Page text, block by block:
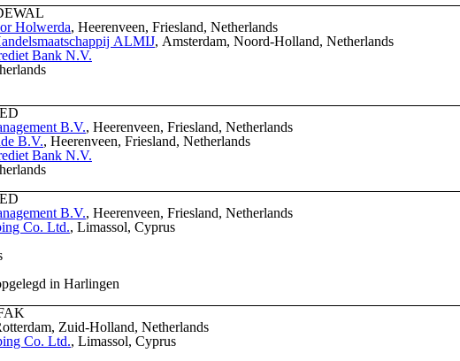
Holwerda, Heerenveen, Friesland, Netherlands
ALMIJ, Amsterdam, Noord-Holland, Netherlands
Bank N.V.
B.V., Heerenveen, Friesland, Netherlands
B.V., Heerenveen, Friesland, Netherlands
Bank N.V.
B.V., Heerenveen, Friesland, Netherlands
Co. Ltd., Limassol, Cyprus
in Harlingen
Zuid-Holland, Netherlands
Co. Ltd., Limassol, Cyprus